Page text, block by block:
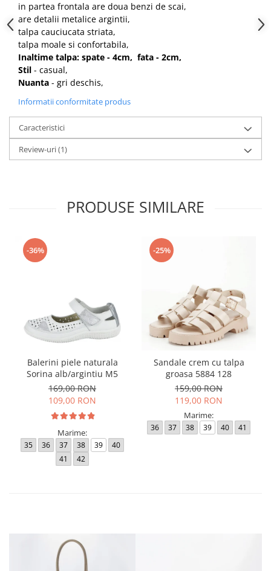
in partea frontala are doua benzi de scai,
are detalii metalice argintii,
talpa cauciucata striata,
talpa moale si confortabila,
Inaltime talpa: spate - 4cm, fata - 2cm,
Stil - casual,
Nuanta - gri deschis,
Informatii conformitate produs
Caracteristici
Review-uri(1)
PRODUSE SIMILARE
-36%
Balerini piele naturala
Sorina alb/argintiu M5
169,00 RON
109,00 RON
Marime:
35 36 37 38 39
40
41
42
-25%
Sandale crem cu talpa
groasa 5884 128
159,00 RON
119,00 RON
Marime:
36 37 38 39 40 41